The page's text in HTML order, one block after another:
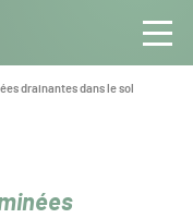
drainantes dans le sol